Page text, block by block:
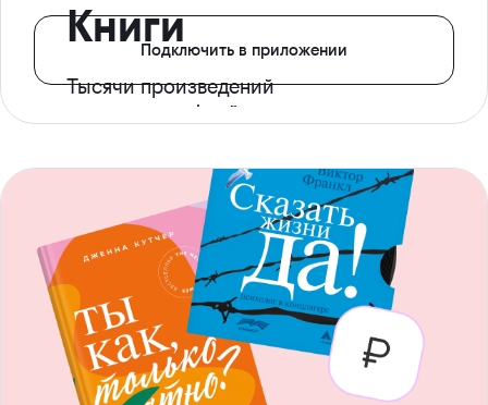
Книги
Тысячи произведений
с доступом офлайн
Подключить в приложении